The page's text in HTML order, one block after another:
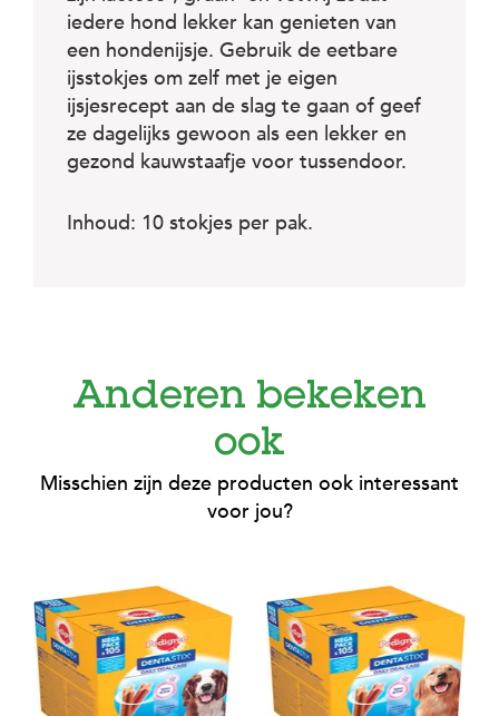
iedere hond lekker kan genieten van
een hondenijsje. Gebruik de eetbare
ijsstokjes om zelf met je eigen
ijsjesrecept aan de slag te gaan of geef
ze dagelijks gewoon als een lekker en
gezond kauwstaafje voor tussendoor.
Inhoud: 10 stokjes per pak.
Anderen bekeken
ook
Misschien zijn deze producten ook interessant
voor jou?